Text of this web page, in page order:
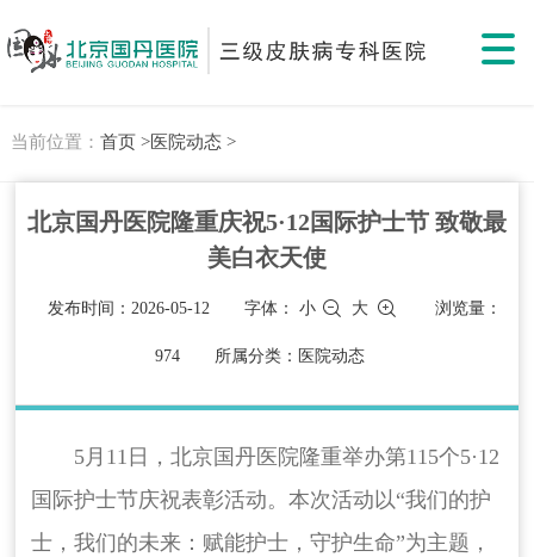
当前位置： 首页 >医院动态 >
北京国丹医院隆重庆祝5·12国际护士节 致敬最
美白衣天使
发布时间：2026-05-12 字体：小 大 浏览量：
974 所属分类：医院动态
5月11日，北京国丹医院隆重举办第115个5·12
国际护士节庆祝表彰活动。本次活动以“我们的护
士，我们的未来：赋能护士，守护生命”为主题，